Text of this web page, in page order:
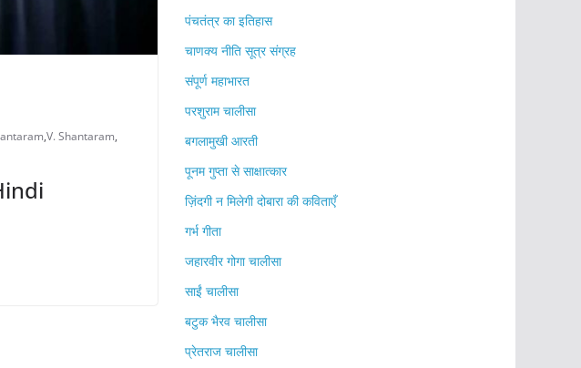
,V. Shantaram,
पंचतंत्र का इतिहास
चाणक्य नीति सूत्र संग्रह
संपूर्ण महाभारत
परशुराम चालीसा
बगलामुखी आरती
पूनम गुप्ता से साक्षात्कार
ज़िंदगी न मिलेगी दोबारा की कविताएँ
गर्भ गीता
जहारवीर गोगा चालीसा
साईं चालीसा
बटुक भैरव चालीसा
प्रेतराज चालीसा